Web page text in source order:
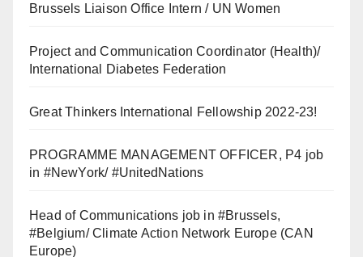
Brussels Liaison Office Intern / UN Women
Project and Communication Coordinator (Health)/
International Diabetes Federation
Great Thinkers International Fellowship 2022-23!
PROGRAMME MANAGEMENT OFFICER, P4 job
in #NewYork/ #UnitedNations
Head of Communications job in #Brussels,
#Belgium/ Climate Action Network Europe (CAN
Europe)